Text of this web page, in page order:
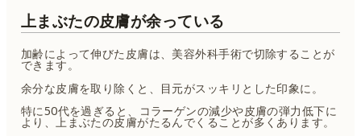
上まぶたの皮膚が余っている
加齢によって伸びた皮膚は、美容外科手術で切除することが
できます。
余分な皮膚を取り除くと、目元がスッキリとした印象に。
特に50代を過ぎると、コラーゲンの減少や皮膚の弾力低下に
より、上まぶたの皮膚がたるんでくることが多くあります。